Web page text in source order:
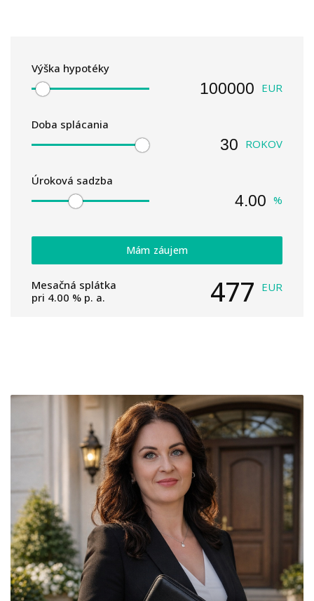
Výška hypotéky
EUR
Doba splácania
ROKOV
Úroková sadzba
%
Mám záujem
Mesačná splátka
pri 4.00 % p. a. 477 EUR